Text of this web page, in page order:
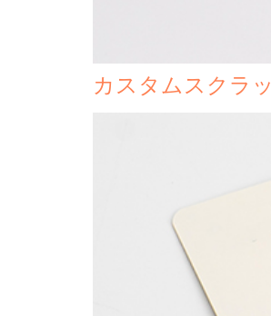
カスタムスクラ